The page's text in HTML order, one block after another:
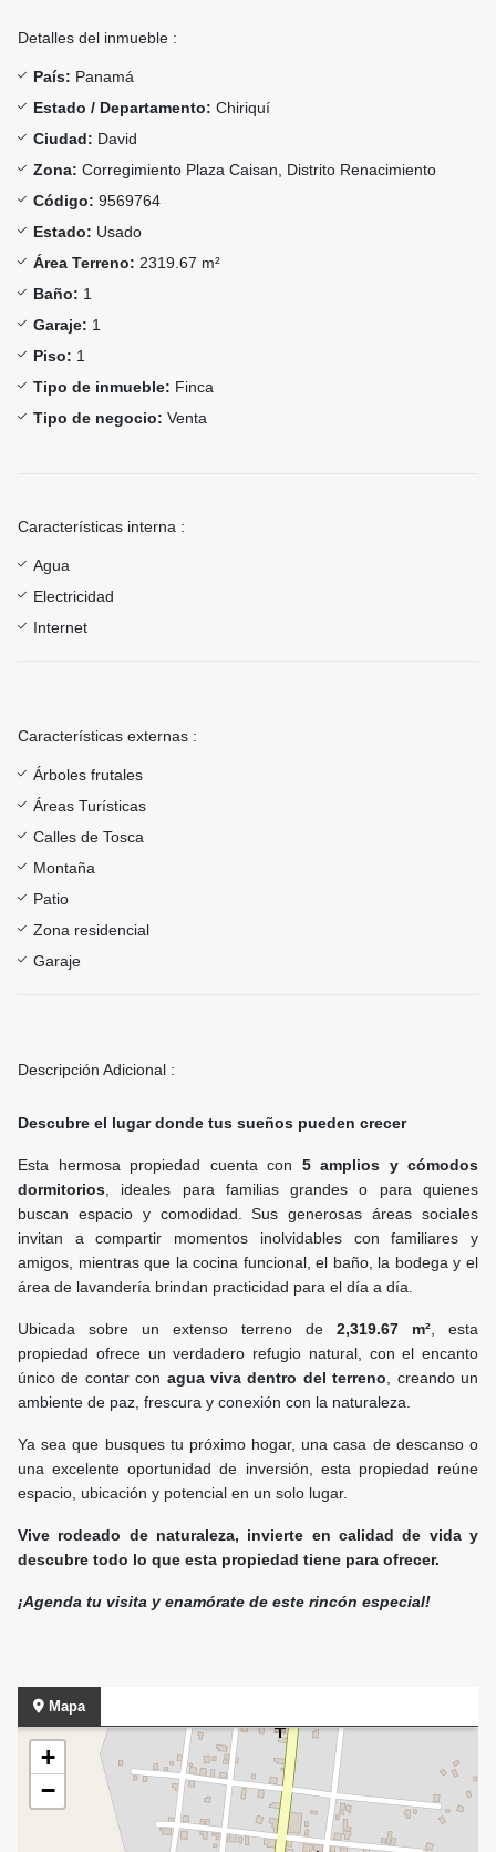
Detalles del inmueble :
País: Panamá
Estado / Departamento: Chiriquí
Ciudad: David
Zona: Corregimiento Plaza Caisan, Distrito Renacimiento
Código: 9569764
Estado: Usado
Área Terreno: 2319.67 m²
Baño: 1
Garaje: 1
Piso: 1
Tipo de inmueble: Finca
Tipo de negocio: Venta
Características interna :
Agua
Electricidad
Internet
Características externas :
Árboles frutales
Áreas Turísticas
Calles de Tosca
Montaña
Patio
Zona residencial
Garaje
Descripción Adicional :
Descubre el lugar donde tus sueños pueden crecer
Esta hermosa propiedad cuenta con 5 amplios y cómodos
dormitorios , ideales para familias grandes o para quienes
buscan espacio y comodidad. Sus generosas áreas sociales
invitan a compartir momentos inolvidables con familiares y
amigos, mientras que la cocina funcional, el baño, la bodega y el
área de lavandería brindan practicidad para el día a día.
Ubicada sobre un extenso terreno de 2,319.67 m² , esta
propiedad ofrece un verdadero refugio natural, con el encanto
único de contar con agua viva dentro del terreno , creando un
ambiente de paz, frescura y conexión con la naturaleza.
Ya sea que busques tu próximo hogar, una casa de descanso o
una excelente oportunidad de inversión, esta propiedad reúne
espacio, ubicación y potencial en un solo lugar.
Vive rodeado de naturaleza, invierte en calidad de vida y
descubre todo lo que esta propiedad tiene para ofrecer.
¡Agenda tu visita y enamórate de este rincón especial!
Mapa
+
−